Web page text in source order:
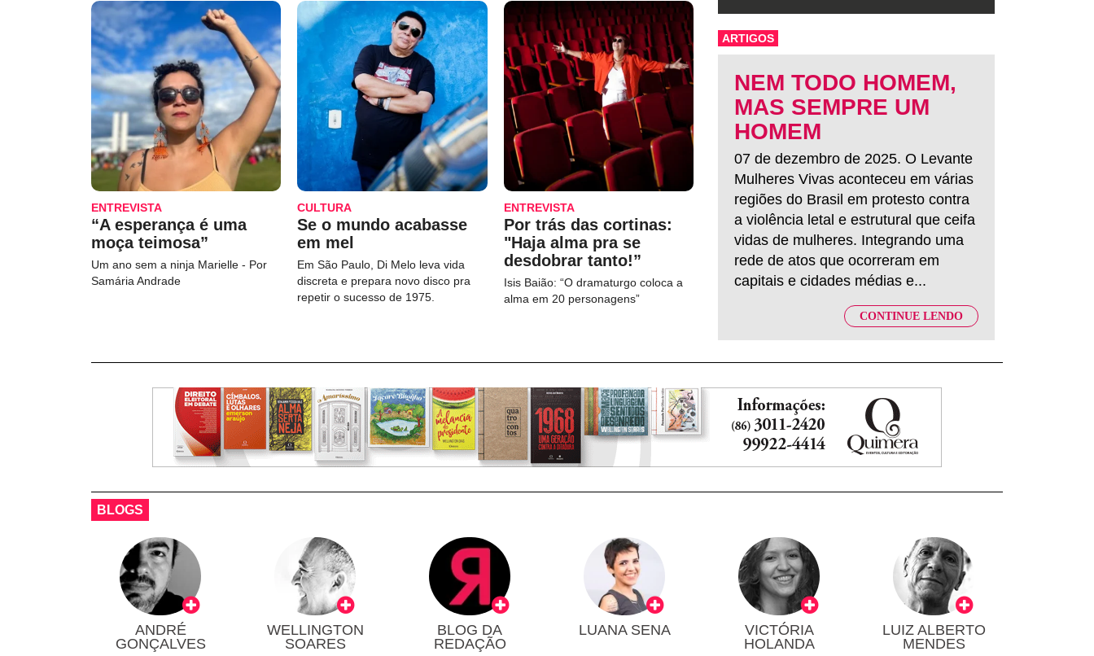
ENTREVISTA
“A esperança é uma
moça teimosa”
Um ano sem a ninja Marielle - Por
Samária Andrade
CULTURA
Se o mundo acabasse
em mel
Em São Paulo, Di Melo leva vida
discreta e prepara novo disco pra
repetir o sucesso de 1975.
ENTREVISTA
Por trás das cortinas:
"Haja alma pra se
desdobrar tanto!”
Isis Baião: “O dramaturgo coloca a
alma em 20 personagens”
ARTIGOS
NEM TODO HOMEM,
MAS SEMPRE UM
HOMEM
07 de dezembro de 2025. O Levante
Mulheres Vivas aconteceu em várias
regiões do Brasil em protesto contra
a violência letal e estrutural que ceifa
vidas de mulheres. Integrando uma
rede de atos que ocorreram em
capitais e cidades médias e...
CONTINUE LENDO
BLOGS
ANDRÉ
GONÇALVES
WELLINGTON
SOARES
BLOG DA
REDAÇÃO
LUANA SENA
VICTÓRIA
HOLANDA
LUIZ ALBERTO
MENDES